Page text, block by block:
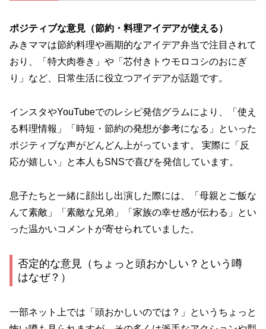
ポジティブな意見（節約・料理アイデアが使える）
みきママは節約料理や画期的なアイデア弁当で注目されて
おり、「特大肉巻き」や「芯付きトウモロコシのおにぎ
り」など、日常生活に役立つアイデアが話題です。
インスタやYouTubeでのレシピ発信グラムにより、「使え
る料理情報」「時短・節約の発想が参考になる」といった
ポジティブな声がどんどん上がっています。 実際に「反
応が嬉しい」と本人もSNSで喜びを発信しています。
息子たちと一緒に顔出し出演した際には、「母親とご飯な
んて素敵」「素敵な兄弟」「家族の幸せ感が伝わる」とい
った温かいコメントが寄せられていました。
否定的な意見（ちょっと頭おかしい？という噂
はなぜ？）
一部ネット上では「頭おかしいのでは？」というちょっと